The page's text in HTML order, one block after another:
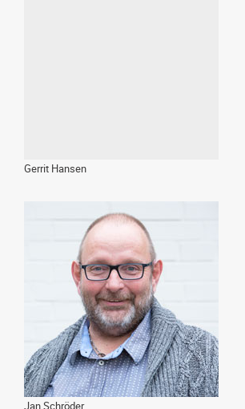
Gerrit Hansen
Jan Schröder